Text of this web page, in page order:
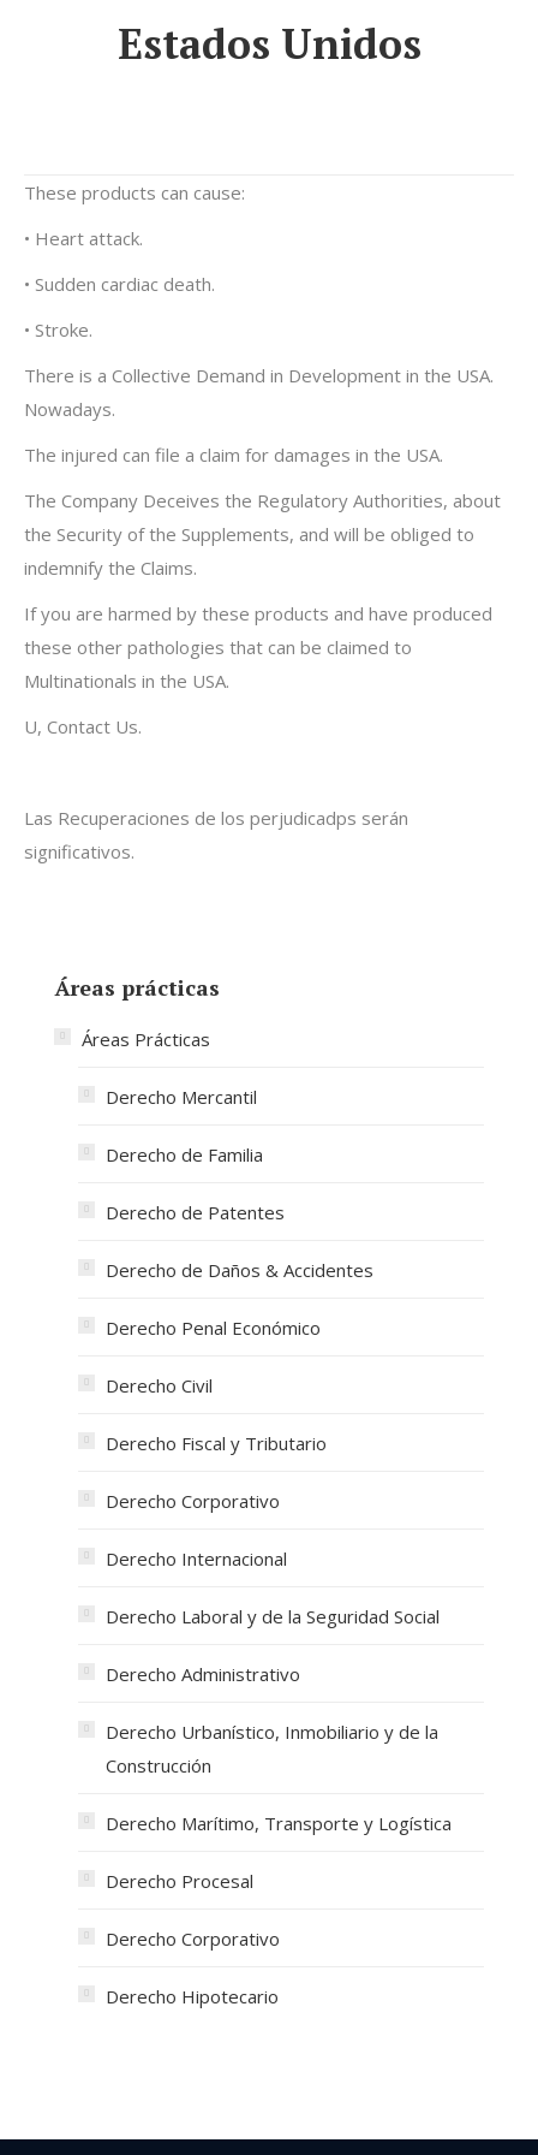
Estados Unidos
These products can cause:
• Heart attack.
• Sudden cardiac death.
• Stroke.
There is a Collective Demand in Development in the USA.
Nowadays.
The injured can file a claim for damages in the USA.
The Company Deceives the Regulatory Authorities, about
the Security of the Supplements, and will be obliged to
indemnify the Claims.
If you are harmed by these products and have produced
these other pathologies that can be claimed to
Multinationals in the USA.
U, Contact Us.
Las Recuperaciones de los perjudicadps serán
significativos.
Áreas prácticas
Áreas Prácticas
Derecho Mercantil
Derecho de Familia
Derecho de Patentes
Derecho de Daños & Accidentes
Derecho Penal Económico
Derecho Civil
Derecho Fiscal y Tributario
Derecho Corporativo
Derecho Internacional
Derecho Laboral y de la Seguridad Social
Derecho Administrativo
Derecho Urbanístico, Inmobiliario y de la
Construcción
Derecho Marítimo, Transporte y Logística
Derecho Procesal
Derecho Corporativo
Derecho Hipotecario